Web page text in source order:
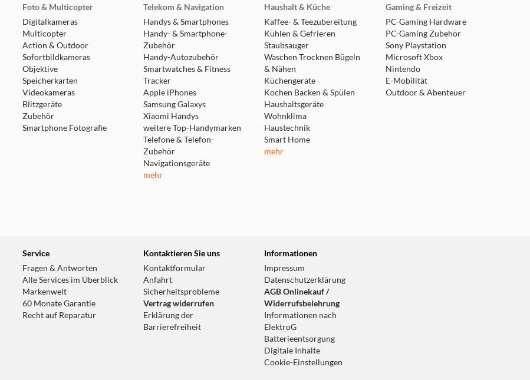
Foto & Multicopter
Digitalkameras
Multicopter
Action & Outdoor
Sofortbildkameras
Objektive
Speicherkarten
Videokameras
Blitzgeräte
Zubehör
Smartphone Fotografie
Telekom & Navigation
Handys & Smartphones
Handy- & Smartphone-
Zubehör
Handy-Autozubehör
Smartwatches & Fitness
Tracker
Apple iPhones
Samsung Galaxys
Xiaomi Handys
weitere Top-Handymarken
Telefone & Telefon-
Zubehör
Navigationsgeräte
mehr
Haushalt & Küche
Kaffee- & Teezubereitung
Kühlen & Gefrieren
Staubsauger
Waschen Trocknen Bügeln
& Nähen
Küchengeräte
Kochen Backen & Spülen
Haushaltsgeräte
Wohnklima
Haustechnik
Smart Home
mehr
Gaming & Freizeit
PC-Gaming Hardware
PC-Gaming Zubehör
Sony Playstation
Microsoft Xbox
Nintendo
E-Mobilität
Outdoor & Abenteuer
Service
Fragen & Antworten
Alle Services im Überblick
Markenwelt
60 Monate Garantie
Recht auf Reparatur
Kontaktieren Sie uns
Kontaktformular
Anfahrt
Sicherheitsprobleme
Vertrag widerrufen
Erklärung der
Barrierefreiheit
Informationen
Impressum
Datenschutzerklärung
AGB Onlinekauf /
Widerrufsbelehrung
Informationen nach
ElektroG
Batterieentsorgung
Digitale Inhalte
Cookie-Einstellungen